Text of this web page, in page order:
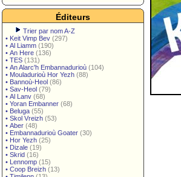
Éditeurs
Trier par nom A-Z
• Keit Vimp Bev (297)
• Al Liamm (190)
• An Here (136)
• TES (131)
• An Alarc'h Embannadurioù (104)
• Mouladurioù Hor Yezh (88)
• Bannoù-Heol (86)
• Sav-Heol (79)
• Al Lanv (68)
• Yoran Embanner (68)
• Beluga (55)
• Skol Vreizh (53)
• Aber (48)
• Embannadurioù Goater (30)
• Hor Yezh (25)
• Dizale (19)
• Skrid (16)
• Lennomp (15)
• Coop Breizh (13)